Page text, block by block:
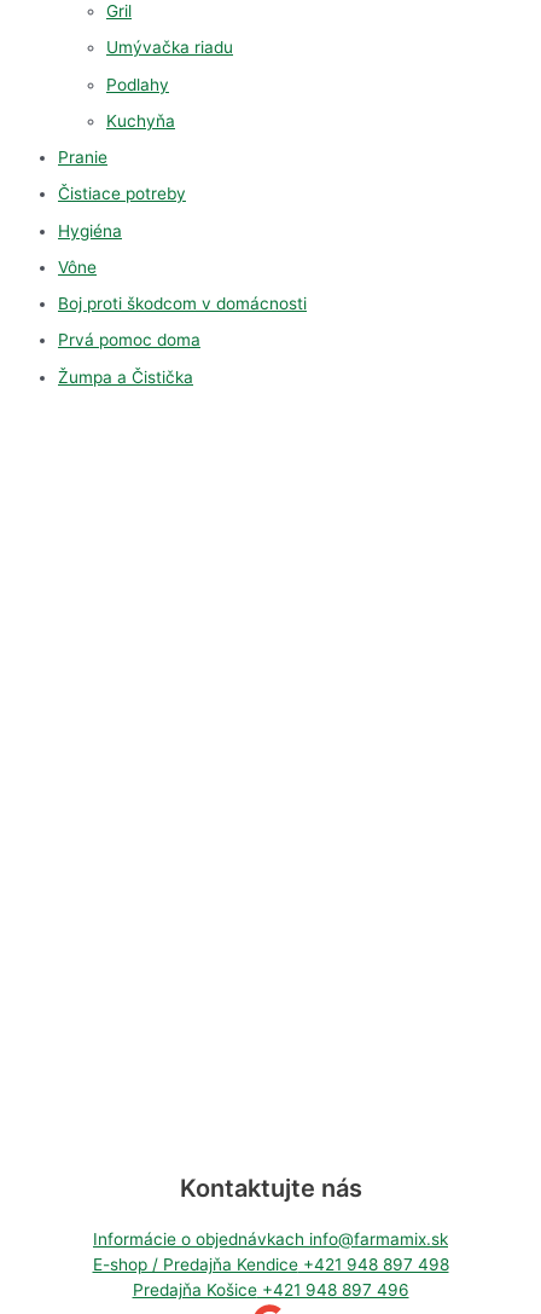
Gril
Umývačka riadu
Podlahy
Kuchyňa
Pranie
Čistiace potreby
Hygiéna
Vône
Boj proti škodcom v domácnosti
Prvá pomoc doma
Žumpa a Čistička
Kontaktujte nás
Informácie o objednávkach info@farmamix.sk
E-shop / Predajňa Kendice+421 948 897 498
Predajňa Košice+421 948 897 496